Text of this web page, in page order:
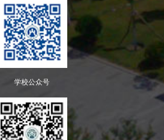
学校公众号